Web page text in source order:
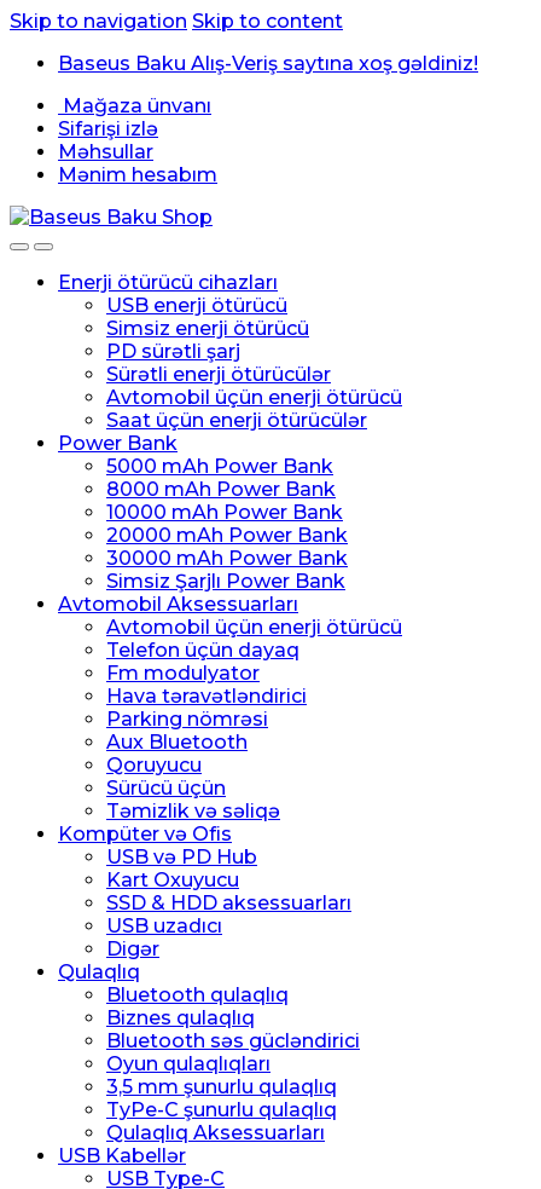
Skip to navigation Skip to content
Baseus Baku Alış-Veriş saytına xoş gəldiniz!
Mağaza ünvanı
Sifarişi izlə
Məhsullar
Mənim hesabım
Enerji ötürücü cihazları
USB enerji ötürücü
Simsiz enerji ötürücü
PD sürətli şarj
Sürətli enerji ötürücülər
Avtomobil üçün enerji ötürücü
Saat üçün enerji ötürücülər
Power Bank
5000 mAh Power Bank
8000 mAh Power Bank
10000 mAh Power Bank
20000 mAh Power Bank
30000 mAh Power Bank
Simsiz Şarjlı Power Bank
Avtomobil Aksessuarları
Avtomobil üçün enerji ötürücü
Telefon üçün dayaq
Fm modulyator
Hava təravətləndirici
Parking nömrəsi
Aux Bluetooth
Qoruyucu
Sürücü üçün
Təmizlik və səliqə
Kompüter və Ofis
USB və PD Hub
Kart Oxuyucu
SSD & HDD aksessuarları
USB uzadıcı
Digər
Qulaqlıq
Bluetooth qulaqlıq
Biznes qulaqlıq
Bluetooth səs gücləndirici
Oyun qulaqlıqları
3,5 mm şunurlu qulaqlıq
TyPe-C şunurlu qulaqlıq
Qulaqlıq Aksessuarları
USB Kabellər
USB Type-C